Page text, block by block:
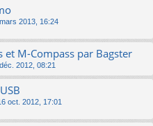
2013, 16:24
et M-Compass par Bagster
2012, 08:21
oct. 2012, 17:01